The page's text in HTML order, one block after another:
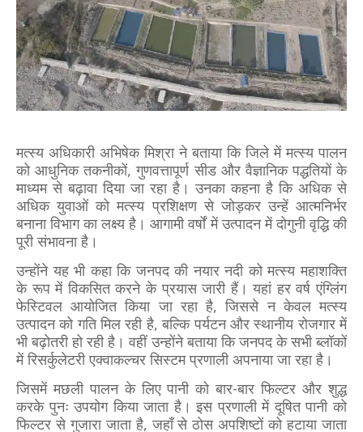
मत्स्य अधिकारी अभिषेक मिश्रा ने बताया कि जिले में मत्स्य पालन
को आधुनिक तकनीकों, गुणवत्तापूर्ण सीड और वैज्ञानिक पद्धतियों के
माध्यम से बढ़ावा दिया जा रहा है। उनका कहना है कि अधिक से
अधिक युवाओं को मत्स्य प्रशिक्षण से जोड़कर उन्हें आत्मनिर्भर
बनाना विभाग का लक्ष्य है। आगामी वर्षों में उत्पादन में दोगुनी वृद्धि की
पूरी संभावना है।
उन्होंने यह भी कहा कि जनपद की नयार नदी को मत्स्य महाशक्ति
के रूप में विकसित करने के प्रयास जारी हैं। यहां हर वर्ष एंग्लिंग
फेस्टिवल आयोजित किया जा रहा है, जिससे न केवल मत्स्य
उत्पादन को गति मिल रही है, बल्कि पर्यटन और स्थानीय रोजगार में
भी बढ़ोतरी हो रही है। वहीं उन्होंने बताया कि जनपद के सभी ब्लॉकों
में रिसर्कुलेटरी एक्वाकल्चर सिस्टम प्रणाली अपनाया जा रहा है।
जिसमें मछली पालन के लिए पानी को बार-बार फिल्टर और शुद्ध
करके पुनः उपयोग किया जाता है। इस प्रणाली में दूषित पानी को
फिल्टर से गुजारा जाता है, जहाँ से ठोस अपशिष्टों को हटाया जाता